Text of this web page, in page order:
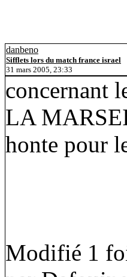
danbeno
Sifflets lors du match france israel
31 mars 2005, 23:33
concernant
LA
honte pour
Modifié 1